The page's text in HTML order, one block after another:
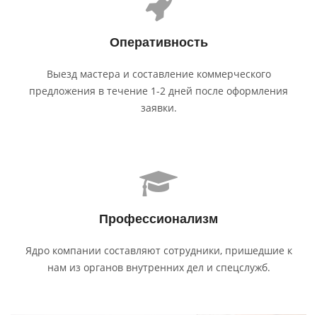
Оператив­ность
Выезд мастера и составление коммерческого
предложения в течение 1-2 дней после оформления
заявки.
Профес­сионализм
Ядро компании составляют сотрудники, пришедшие к
нам из органов внутренних дел и спецслужб.